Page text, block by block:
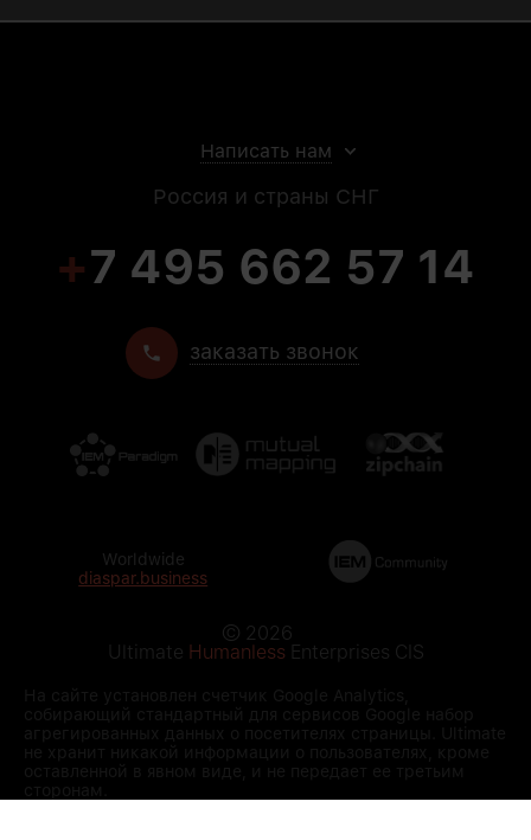
Написать нам
Россия и страны СНГ
+7 495 662 57 14
заказать звонок
Worldwide
diaspar.business
© 2026
Ultimate Humanless Enterprises CIS